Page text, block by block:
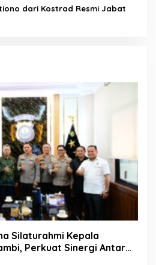
dari Kostrad Resmi Jabat
Silaturahmi Kepala
Perkuat Sinergi Antar